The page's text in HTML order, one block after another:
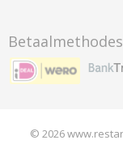
Betaalmethodes
© 2026